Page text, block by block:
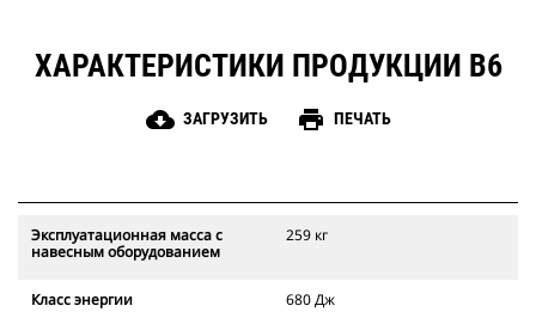
ХАРАКТЕРИСТИКИ ПРОДУКЦИИ B6
cloud_download ЗАГРУЗИТЬ print ПЕЧАТЬ
Эксплуатационная масса с
навесным оборудованием
259 кг
Класс энергии 680 Дж